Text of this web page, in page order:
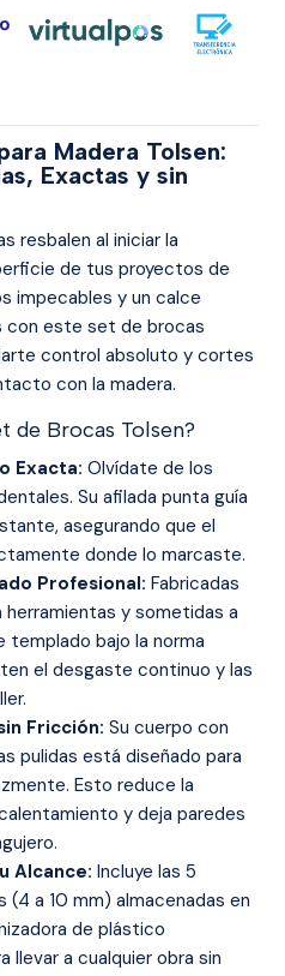
Madera Tolsen:
Exactas y sin
resbalen al iniciar la
de tus proyectos de
impecables y un calce
con este set de brocas
control absoluto y cortes
con la madera.
de Brocas Tolsen?
Exacta: Olvídate de los
Su afilada punta guía
asegurando que el
donde lo marcaste.
Profesional: Fabricadas
y sometidas a
templado bajo la norma
el desgaste continuo y las
Fricción: Su cuerpo con
pulidas está diseñado para
Esto reduce la
y deja paredes
Alcance: Incluye las 5
(4 a 10 mm) almacenadas en
de plástico
llevar a cualquier obra sin